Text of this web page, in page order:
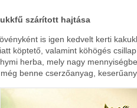
szárított hajtása
is igen kedvelt kerti
köptető, valamint köhögés
herba, mely nagy
benne cserzőanyag,